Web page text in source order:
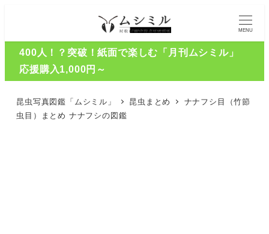
MENU
400人！？突破！紙面で楽しむ「月刊ムシミル」
応援購入1,000円～
昆虫写真図鑑「ムシミル」 昆虫まとめ
ナナフシ目（竹節
虫目）まとめ ナナフシの図鑑